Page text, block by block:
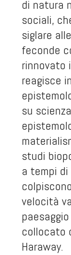
di natura
sociali,
siglare
feconde
rinnovato
reagisce
su
studi
a tempi
velocità
collocato
Haraway.